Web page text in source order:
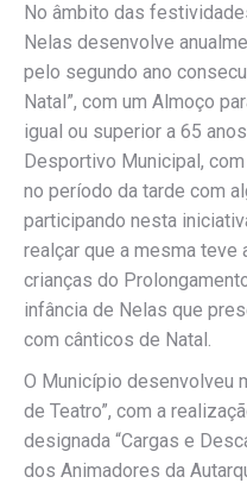
No âmbito das
Nelas desenvolve
pelo segundo ano
Natal”, com um Almoço
igual ou superior a 65
Desportivo Municipal,
no período da tarde com
participando nesta
realçar que a mesma teve
crianças do
infância de Nelas que
com cânticos de Natal.
O Município desenvolveu
de Teatro”, com a
designada “Cargas e
dos Animadores da